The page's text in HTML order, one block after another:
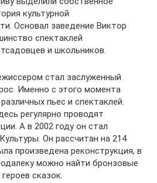
культурной
Основал заведение Виктор
спектаклей
и школьников.
стал заслуженный
Именно с этого момента
пьес и спектаклей.
регулярно проводят
А в 2002 году он стал
Он рассчитан на 214
произведена реконструкция, в
можно найти бронзовые
сказок.